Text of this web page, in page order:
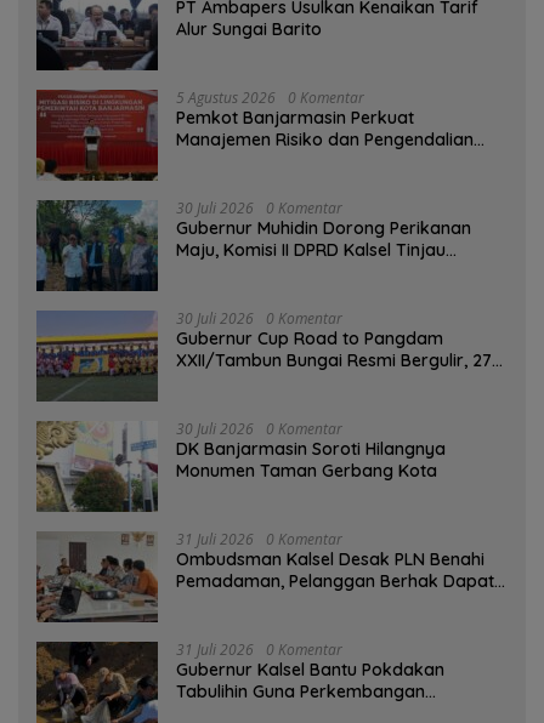
PT Ambapers Usulkan Kenaikan Tarif
Alur Sungai Barito
5 Agustus 2026 0 Komentar
Pemkot Banjarmasin Perkuat
Manajemen Risiko dan Pengendalian
30 Juli 2026 0 Komentar
Gubernur Muhidin Dorong Perikanan
Maju, Komisi II DPRD Kalsel Tinjau
30 Juli 2026 0 Komentar
Gubernur Cup Road to Pangdam
XXII/Tambun Bungai Resmi Bergulir, 27
30 Juli 2026 0 Komentar
DK Banjarmasin Soroti Hilangnya
Monumen Taman Gerbang Kota
31 Juli 2026 0 Komentar
Ombudsman Kalsel Desak PLN Benahi
Pemadaman, Pelanggan Berhak Dapat
31 Juli 2026 0 Komentar
Gubernur Kalsel Bantu Pokdakan
Tabulihin Guna Perkembangan